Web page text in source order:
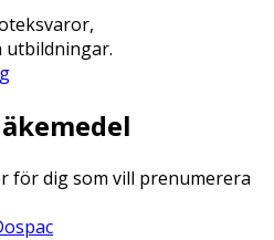
för dig som vill prenumerera